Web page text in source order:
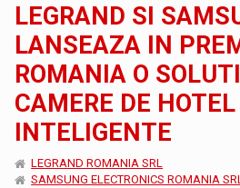
LEGRAND SI
LANSEAZA IN
ROMANIA O
CAMERE DE HOTEL
INTELIGENTE
LEGRAND ROMANIA SRL
SAMSUNG ELECTRONICS ROMANIA SRL